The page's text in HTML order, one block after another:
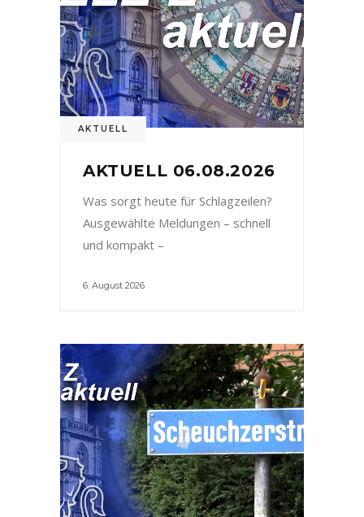
AKTUELL
AKTUELL 06.08.2026
Was sorgt heute für Schlagzeilen?
Ausgewählte Meldungen – schnell
und kompakt –
6. August 2026